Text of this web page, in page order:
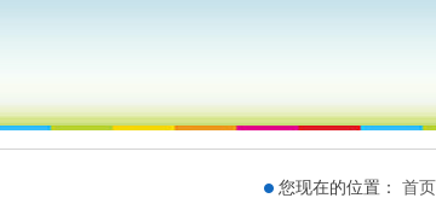
您现在的位置： 首页